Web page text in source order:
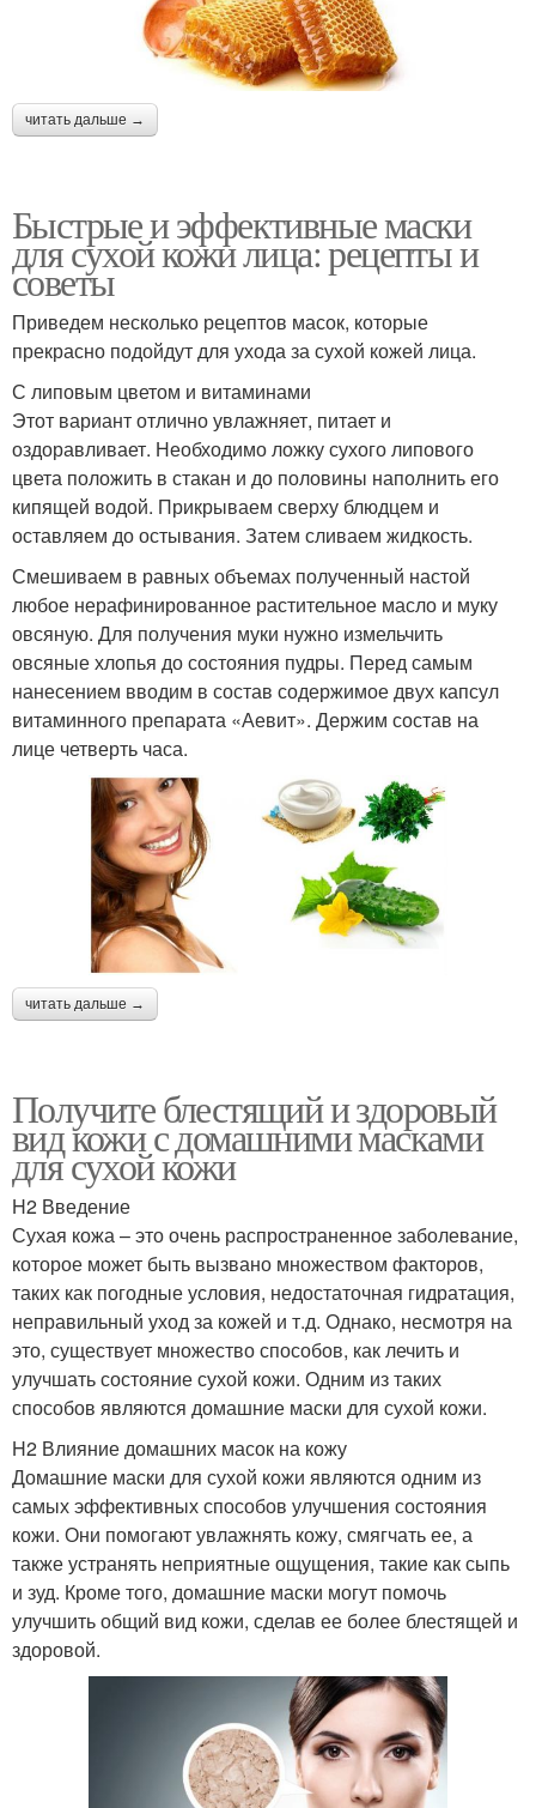
читать дальше →
Быстрые и эффективные маски
для сухой кожи лица: рецепты и
советы
Приведем несколько рецептов масок, которые
прекрасно подойдут для ухода за сухой кожей лица.
С липовым цветом и витаминами
Этот вариант отлично увлажняет, питает и
оздоравливает. Необходимо ложку сухого липового
цвета положить в стакан и до половины наполнить его
кипящей водой. Прикрываем сверху блюдцем и
оставляем до остывания. Затем сливаем жидкость.
Смешиваем в равных объемах полученный настой
любое нерафинированное растительное масло и муку
овсяную. Для получения муки нужно измельчить
овсяные хлопья до состояния пудры. Перед самым
нанесением вводим в состав содержимое двух капсул
витаминного препарата «Аевит». Держим состав на
лице четверть часа.
читать дальше →
Получите блестящий и здоровый
вид кожи с домашними масками
для сухой кожи
H2 Введение
Сухая кожа – это очень распространенное заболевание,
которое может быть вызвано множеством факторов,
таких как погодные условия, недостаточная гидратация,
неправильный уход за кожей и т.д. Однако, несмотря на
это, существует множество способов, как лечить и
улучшать состояние сухой кожи. Одним из таких
способов являются домашние маски для сухой кожи.
H2 Влияние домашних масок на кожу
Домашние маски для сухой кожи являются одним из
самых эффективных способов улучшения состояния
кожи. Они помогают увлажнять кожу, смягчать ее, а
также устранять неприятные ощущения, такие как сыпь
и зуд. Кроме того, домашние маски могут помочь
улучшить общий вид кожи, сделав ее более блестящей и
здоровой.